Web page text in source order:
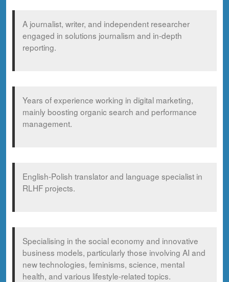
A journalist, writer, and independent researcher
engaged in solutions journalism and in-depth
reporting.
Years of experience working in digital marketing,
mainly boosting organic search and performance
management.
English-Polish translator and language specialist in
RLHF projects.
Specialising in the social economy and innovative
business models, particularly those involving AI and
new technologies, feminisms, science, mental
health, and various lifestyle-related topics.